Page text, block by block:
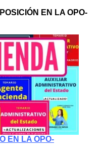
EN LA OPO-
EN LA OPO-